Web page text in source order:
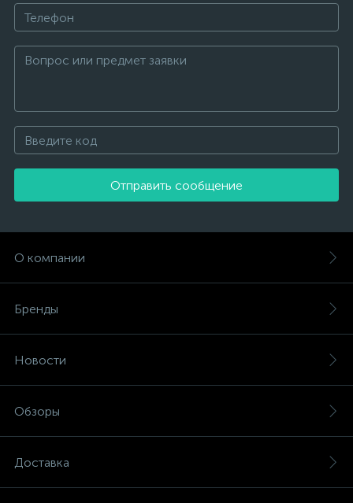
Отправить сообщение
О компании
Бренды
Новости
Обзоры
Доставка